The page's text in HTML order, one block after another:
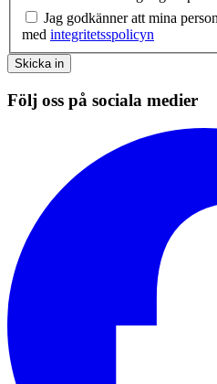
Jag godkänner att mina
med integritetsspolicyn
Skicka in
Följ oss på sociala medier